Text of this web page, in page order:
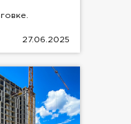
27.06.2025